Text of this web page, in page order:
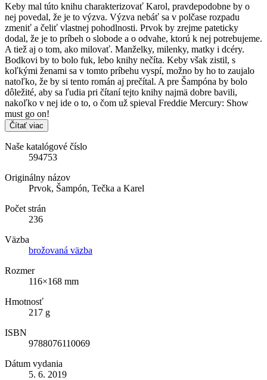
Keby mal túto knihu charakterizovať Karol, pravdepodobne by o
nej povedal, že je to výzva. Výzva nebáť sa v polčase rozpadu
zmeniť a čeliť vlastnej pohodlnosti. Prvok by zrejme pateticky
dodal, že je to príbeh o slobode a o odvahe, ktorú k nej potrebujeme.
A tiež aj o tom, ako milovať. Manželky, milenky, matky i dcéry.
Bodkovi by to bolo fuk, lebo knihy nečíta. Keby však zistil, s
koľkými ženami sa v tomto príbehu vyspí, možno by ho to zaujalo
natoľko, že by si tento román aj prečítal. A pre Šampóna by bolo
dôležité, aby sa ľudia pri čítaní tejto knihy najmä dobre bavili,
nakoľko v nej ide o to, o čom už spieval Freddie Mercury: Show
must go on!
Čítať viac
Naše katalógové číslo
594753
Originálny názov
Prvok, Šampón, Tečka a Karel
Počet strán
236
Väzba
brožovaná väzba
Rozmer
116×168 mm
Hmotnosť
217 g
ISBN
9788076110069
Dátum vydania
5. 6. 2019